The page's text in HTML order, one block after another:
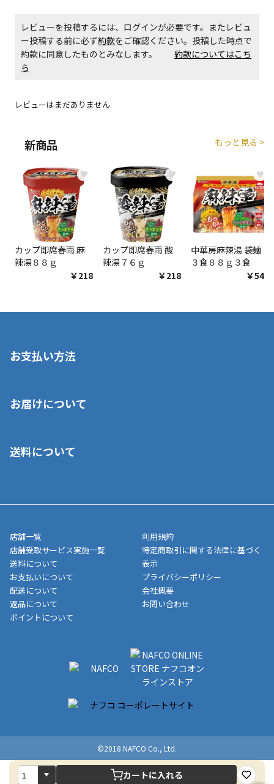
カートに入れる
レビューを投稿するには、ログインが必要です。またレビュ
ー投稿する前に必ず約款をご確認ください。投稿した時点で
約款に同意したものとみなします。 約款についてはこち
ら
レビューはまだありません
新商品 もっと見る >
♥
カップ即席春雨 麻
辣湯８８ｇ
￥218
♥
カップ即席春雨 酸
辣湯７６ｇ
￥218
♥
中華房麻辣湯 袋麺
３食８８ｇ３食
￥548
お支払い方法
いいただくことはできません。ご了承ください。
■代金引換(代引)※手数料がかかります
■商品によっては一部決済方法が使用できない場合がございま
す。
お届けについて
ご注文が確認出来次第、1～4営業日に発送いたします。「お取り
業日にてお引渡しとなります。(離島などの場合、例外もあります)
メーカー直送品など一部商品については、その他商品との購入に
制限がかかる場合がございます。また発送日についても、通常と
異なる場合がございます。対象商品の説明ページをご確認くださ
い。
■店舗受取をご選択いただいた場合
ご注文が確認出来次第、お受取される店舗在庫を使用してご準備
をさせていただきます。店舗に在庫がない場合は店舗よりお取り
いただく場合がございます。店舗準備でのお渡しとなる為、商品
のみの受け渡しとなります。（箱や納品書は付属しておりませ
ん）店舗で準備が出来次第、メールにてご連絡させていただきま
送料について
店舗一覧
店舗受取サービス実施一覧
送料について
お支払いについて
配送について
返品について
ポイントについて
利用規約
特定商取引に関する法律に基づく
表示
プライバシーポリシー
会社概要
お問い合わせ
©2018 NAFCO Co., Ltd.